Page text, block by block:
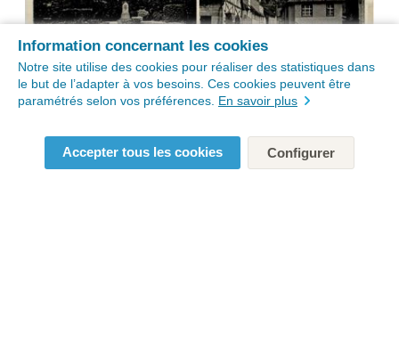
Information concernant les cookies
Notre site utilise des cookies pour réaliser des statistiques dans
le but de l’adapter à vos besoins. Ces cookies peuvent être
paramétrés selon vos préférences. En savoir plus
Accepter tous les cookies Configurer